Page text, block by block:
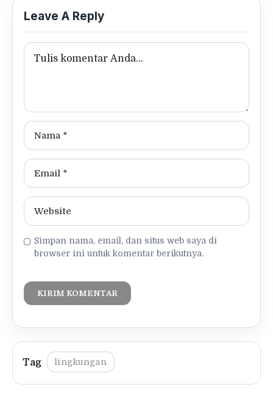
Leave A Reply
Simpan nama, email, dan situs web saya di
browser ini untuk komentar berikutnya.
lingkungan